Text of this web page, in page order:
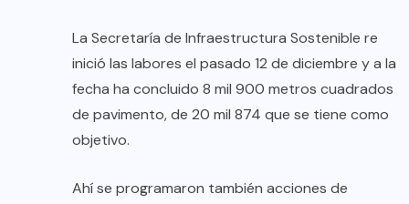
La Secretaría de Infraestructura Sostenible re
inició las labores el pasado 12 de diciembre y a la
fecha ha concluido 8 mil 900 metros cuadrados
de pavimento, de 20 mil 874 que se tiene como
objetivo.
Ahí se programaron también acciones de